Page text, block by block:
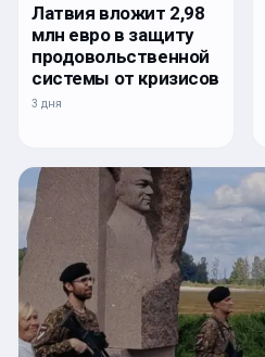
Латвия вложит 2,98
млн евро в защиту
продовольственной
системы от кризисов
3 дня